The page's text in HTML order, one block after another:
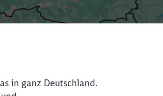
in ganz Deutschland.